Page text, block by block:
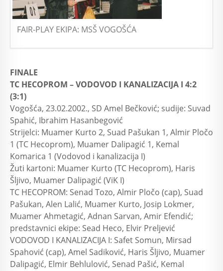
FAIR-PLAY EKIPA: MSŠ VOGOŠĆA
FINALE
TC HECOPROM – VODOVOD I KANALIZACIJA I 4:2
(3:1)
Vogošća, 23.02.2002., SD Amel Bečković; sudije: Suvad
Spahić, Ibrahim Hasanbegović
Strijelci: Muamer Kurto 2, Suad Pašukan 1, Almir Pločo
1 (TC Hecoprom), Muamer Dalipagić 1, Kemal
Komarica 1 (Vodovod i kanalizacija I)
Žuti kartoni: Muamer Kurto (TC Hecoprom), Haris
Šljivo, Muamer Dalipagić (ViK I)
TC HECOPROM: Senad Tozo, Almir Pločo (cap), Suad
Pašukan, Alen Lalić, Muamer Kurto, Josip Lokmer,
Muamer Ahmetagić, Adnan Sarvan, Amir Efendić;
predstavnici ekipe: Sead Heco, Elvir Preljević
VODOVOD I KANALIZACIJA I: Safet Somun, Mirsad
Spahović (cap), Amel Sadiković, Haris Šljivo, Muamer
Dalipagić, Elmir Behlulović, Senad Pašić, Kemal